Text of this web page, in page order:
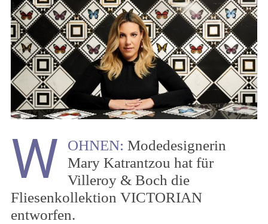
W OHNEN: Modedesignerin
Mary Katrantzou hat für
Villeroy & Boch die
Fliesenkollektion VICTORIAN
entworfen.